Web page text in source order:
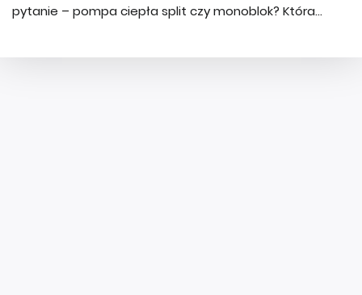
pytanie – pompa ciepła split czy monoblok? Która...